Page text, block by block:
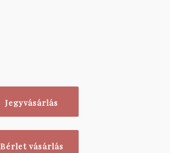
Jegyvásárlás
Bérlet vásárlás